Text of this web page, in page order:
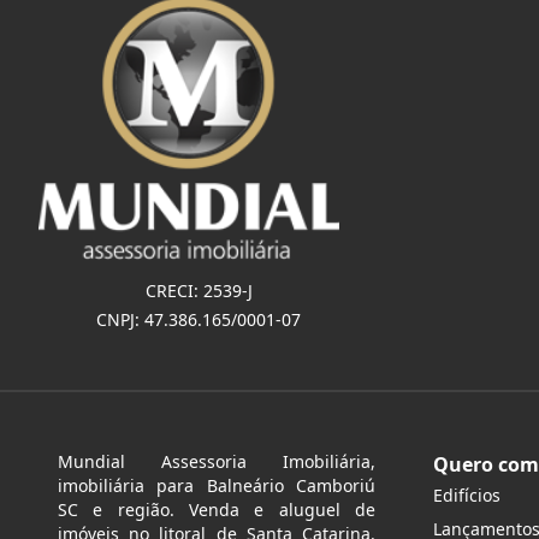
CRECI: 2539-J
CNPJ: 47.386.165/0001-07
Mundial Assessoria Imobiliária,
imobiliária para Balneário Camboriú
SC e região. Venda e aluguel de
imóveis no litoral de Santa Catarina.
Quero
Edifícios
Lançamentos